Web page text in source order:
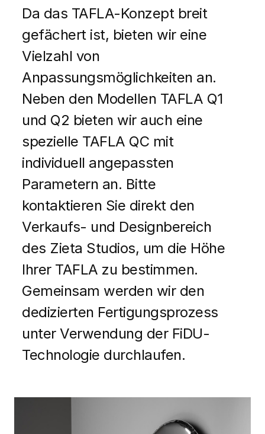
Da das TAFLA-Konzept breit
gefächert ist, bieten wir eine
Vielzahl von
Anpassungsmöglichkeiten an.
Neben den Modellen TAFLA Q1
und Q2 bieten wir auch eine
spezielle TAFLA QC mit
individuell angepassten
Parametern an. Bitte
kontaktieren Sie direkt den
Verkaufs- und Designbereich
des Zieta Studios, um die Höhe
Ihrer TAFLA zu bestimmen.
Gemeinsam werden wir den
dedizierten Fertigungsprozess
unter Verwendung der FiDU-
Technologie durchlaufen.